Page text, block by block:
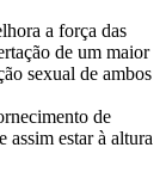
a força das
de um maior
sexual de ambos
de
assim estar à altura